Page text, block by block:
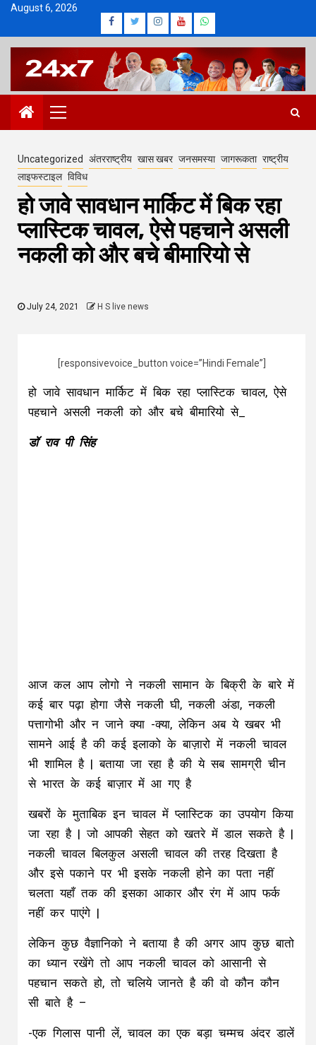
Skip
content
August 6, 2026
Facebook
Twitter
Instagram
Youtube
Whatsapp
Primary
Menu
Uncategorized अंतरराष्ट्रीय खास खबर जनसमस्या जागरूकता राष्ट्रीय
लाइफस्टाइल विविध
हो जावे सावधान मार्किट में बिक रहा
प्लास्टिक चावल, ऐसे पहचाने असली
नकली को और बचे बीमारियो से
July 24, 2021 H S live news
[responsivevoice_button voice=”Hindi Female”]
हो जावे सावधान मार्किट में बिक रहा प्लास्टिक चावल, ऐसे
पहचाने असली नकली को और बचे बीमारियो से_
डॉ राव पी सिंह
आज कल आप लोगो ने नकली सामान के बिक्री के बारे में
कई बार पढ़ा होगा जैसे नकली घी, नकली अंडा, नकली
पत्तागोभी और न जाने क्या -क्या, लेकिन अब ये खबर भी
सामने आई है की कई इलाको के बाज़ारो में नकली चावल
भी शामिल है | बताया जा रहा है की ये सब सामग्री चीन
से भारत के कई बाज़ार में आ गए है
खबरों के मुताबिक इन चावल में प्लास्टिक का उपयोग किया
जा रहा है | जो आपकी सेहत को खतरे में डाल सकते है |
नकली चावल बिलकुल असली चावल की तरह दिखता है
और इसे पकाने पर भी इसके नकली होने का पता नहीं
चलता यहाँ तक की इसका आकार और रंग में आप फर्क
नहीं कर पाएंगे |
लेकिन कुछ वैज्ञानिको ने बताया है की अगर आप कुछ बातो
का ध्यान रखेंगे तो आप नकली चावल को आसानी से
पहचान सकते हो, तो चलिये जानते है की वो कौन कौन
सी बाते है –
-एक गिलास पानी लें, चावल का एक बड़ा चम्मच अंदर डालें